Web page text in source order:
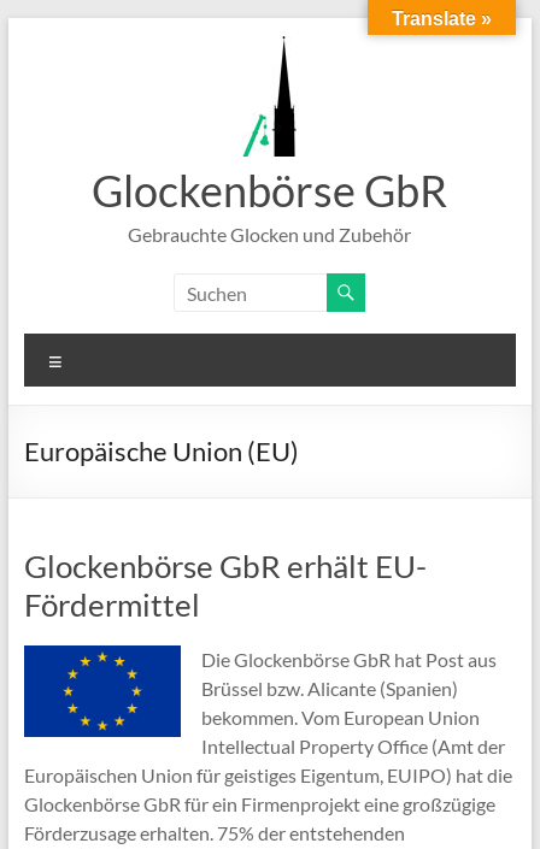
Glockenbörse GbR
Gebrauchte Glocken und Zubehör
Europäische Union (EU)
Glockenbörse GbR erhält EU-
Fördermittel
Die Glockenbörse GbR hat Post aus
Brüssel bzw. Alicante (Spanien)
bekommen. Vom European Union
Intellectual Property Office (Amt der
Europäischen Union für geistiges Eigentum, EUIPO) hat die
Glockenbörse GbR für ein Firmenprojekt eine großzügige
Förderzusage erhalten. 75% der entstehenden
Translate »